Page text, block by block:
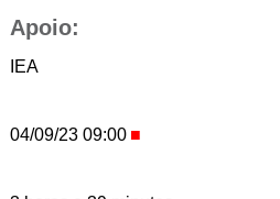
Apoio:
IEA
04/09/23 09:00